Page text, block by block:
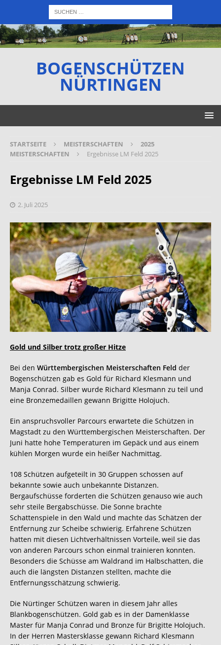
BOGENSCHÜTZEN
NÜRTINGEN
STARTSEITE MEISTERSCHAFTEN
2025
MEISTERSCHAFTEN
Ergebnisse LM Feld 2025
Ergebnisse LM Feld 2025
2. Juli 2025
Gold und Silber trotz großer Hitze
Bei den Württembergischen Meisterschaften Feld der
Bogenschützen gab es Gold für Richard Klesmann und
Manja Conrad. Silber wurde Richard Klesmann zu teil und
eine Bronzemedaillen gewann Brigitte Holojuch.
Ein anspruchsvoller Parcours erwartete die Schützen in
Magstadt zu den Württembergischen Meisterschaften. Der
Juni hatte hohe Temperaturen im Gepäck und aus einem
kühlen Morgen wurde ein heißer Nachmittag.
108 Schützen aufgeteilt in 30 Gruppen schossen auf
bekannte sowie auch unbekannte Distanzen.
Bergaufschüsse forderten die Schützen genauso wie auch
sehr steile Bergabschüsse. Die Sonne brachte
Schattenspiele in den Wald und machte das Schätzen der
Entfernung zur Scheibe schwierig. Erfahrene Schützen
hatten mit diesen Lichtverhältnissen Vorteile, weil sie das
von anderen Parcours schon einmal trainieren konnten.
Besonders die Schüsse am Waldrand im Halbschatten, die
auch die längsten Distanzen stellten, machte die
Entfernungsschätzung schwierig.
Die Nürtinger Schützen waren in diesem Jahr alles
Blankbogenschützen. Gold gab es in der Damenklasse
Master für Manja Conrad und Bronze für Brigitte Holojuch.
In der Herren Mastersklasse gewann Richard Klesmann